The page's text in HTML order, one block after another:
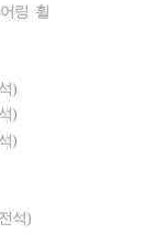
링 휠
)
)
)
석)